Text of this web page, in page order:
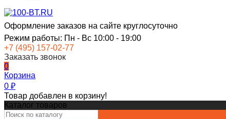
Оформление заказов на сайте круглосуточно
Режим работы: Пн - Вс 10:00 - 19:00
+7 (495) 157-02-77
Заказать звонок
0
Корзина
0 ₽
Товар добавлен в корзину!
Каталог товаров